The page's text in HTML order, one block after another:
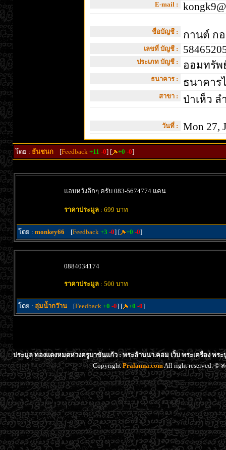
E-mail :
ชื่อบัญชี : กานต์ ก
เลขที่ บัญชี :
ประเภท บัญชี : ออมทรัพ
ธนาคาร : ธนาคาร
สาขา : ป่าเห็ว ล
วันที่ : Mon 27,
โดย : ธันชนก [Feedback +11 -0] [ +0 -0]
แอบหวังลึกๆ ครับ 083-5674774 แคน
ราคาประมูล : 699 บาท
โดย : monkey66 [Feedback +3 -0] [ +0 -0]
0884034174
ราคาประมูล : 500 บาท
โดย : ลุ่มน้ำกว๊าน [Feedback +0 -0] [ +0 -0]
ประมูล ทองแดงหมดห่วงครูบาขันแก้ว : พระล้านนา.คอม เว็บ พระเครื่อง พร
CopyrightPralanna.comAll right reserved. ©